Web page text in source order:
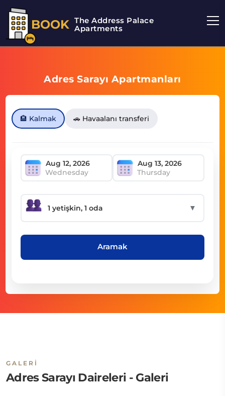
BOOK The Address Palace
Apartments
Adres Sarayı Apartmanları
🏨 Kalmak 🚗 Havaalanı transferi
Wednesday Thursday
▼
Aramak
GALERI
Adres Sarayı Daireleri - Galeri